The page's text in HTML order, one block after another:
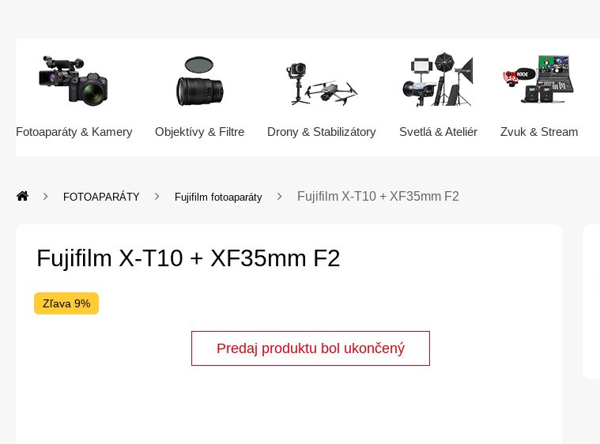
Fotoaparáty & Kamery Objektívy & Filtre Drony & Stabilizátory Svetlá & Ateliér Zvuk & Stream
FOTOAPARÁTY Fujifilm fotoaparáty Fujifilm X-T10 + XF35mm F2
Fujifilm X-T10 + XF35mm F2
Zľava 9%